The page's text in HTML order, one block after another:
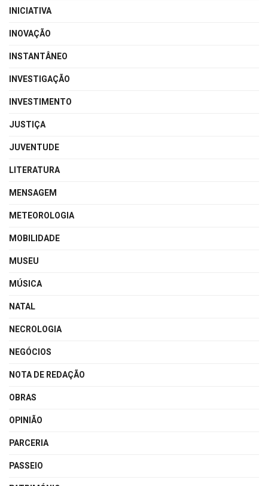
INICIATIVA
INOVAÇÃO
INSTANTÂNEO
INVESTIGAÇÃO
INVESTIMENTO
JUSTIÇA
JUVENTUDE
LITERATURA
MENSAGEM
METEOROLOGIA
MOBILIDADE
MUSEU
MÚSICA
NATAL
NECROLOGIA
NEGÓCIOS
NOTA DE REDAÇÃO
OBRAS
OPINIÃO
PARCERIA
PASSEIO